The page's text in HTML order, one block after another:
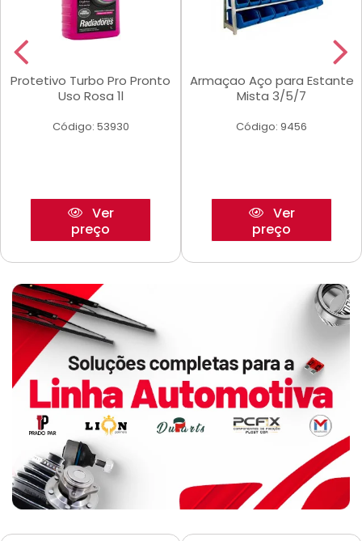
Protetivo Turbo Pro Pronto
Uso Rosa 1l
Código: 53930
Ver
preço
Armaçao Aço para Estante
Mista 3/5/7
Código: 9456
Ver
preço